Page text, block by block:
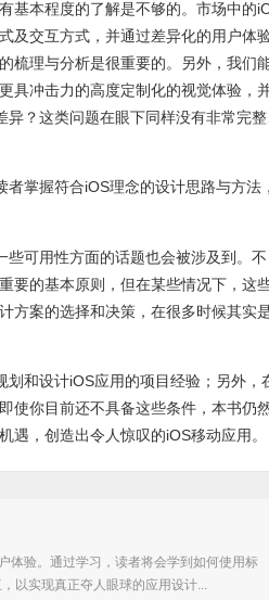
基本程度的了解是不够的。市场中的
及交互方式，并通过差异化的用户体
梳理与分析是很重要的。另外，我们
具冲击力的高度定制化的视觉体验，
？这类问题在眼下同样没有非常完整
掌握符合iOS理念的设计思路与方法，
可用性方面的话题也会被涉及到。不
要的基本原则，但在某些情况下，这
方案的选择和决策，在很多时候其实
和设计iOS应用的项目经验；另外，
使你目前还不具备这些条件，本书仍
，创造出令人惊叹的iOS移动应用。
体验。通过学习，读者将会学到如何使用标
以实现真正夺人眼球的应用设计...